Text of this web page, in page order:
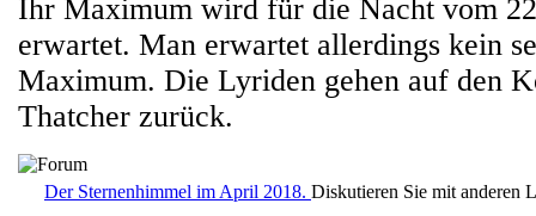
Ihr Maximum wird für die Nacht vom
erwartet. Man erwartet allerdings kein
Maximum. Die Lyriden gehen auf den
Thatcher zurück.
Der Sternenhimmel im April 2018. Diskutieren Sie mit anderen